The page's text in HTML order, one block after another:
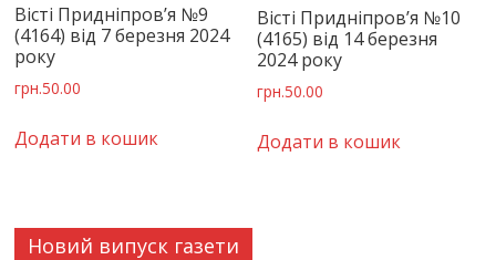
Вісті Придніпров’я №9
(4164) від 7 березня 2024
року
грн.50.00
Додати в кошик
Вісті Придніпров’я №10
(4165) від 14 березня
2024 року
грн.50.00
Додати в кошик
Новий випуск газети